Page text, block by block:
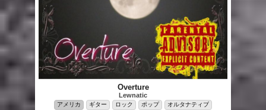
Overture
Lewnatic
アメリカ ギター ロック ポップ オルタナティブ